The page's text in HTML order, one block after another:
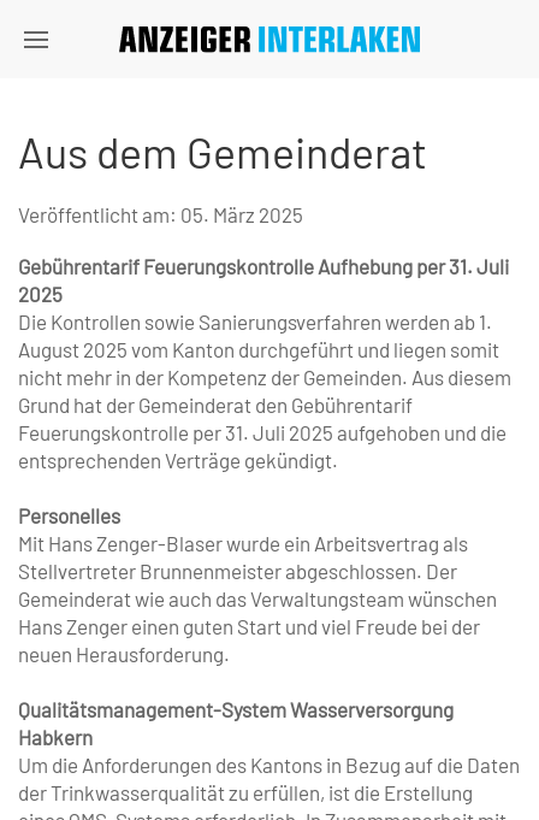
Aus dem Gemeinderat
Veröffentlicht am: 05. März 2025
Gebührentarif Feuerungskontrolle ­Aufhebung per 31. Juli
2025
Die Kontrollen sowie Sanierungsverfahren werden ab 1.
August 2025 vom Kanton durchgeführt und liegen somit
nicht mehr in der Kompetenz der Gemeinden. Aus diesem
Grund hat der Gemeinderat den Gebührentarif
Feuerungskontrolle per 31. Juli 2025 aufgehoben und die
entsprechenden Verträge gekündigt.
Personelles
Mit Hans Zenger-Blaser wurde ein Arbeitsvertrag als
Stellvertreter Brunnenmeister abgeschlossen. Der
Gemeinderat wie auch das Verwaltungsteam wünschen
Hans Zenger einen guten Start und viel Freude bei der
neuen Herausforderung.
Qualitätsmanagement-System ­Wasserversorgung
Habkern
Um die Anforderungen des Kantons in Bezug auf die Daten
der Trinkwasserqualität zu erfüllen, ist die Erstellung